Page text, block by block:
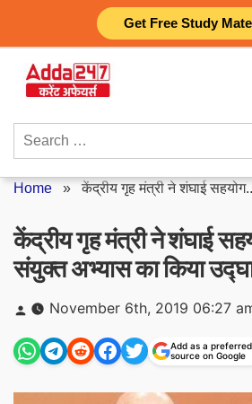
Get Free Study
content
Search
Home »केंद्रीय गृह मंत्री ने शंघाई
केंद्रीय गृह मंत्री ने शंघाई
संयुक्त अभ्यास का किया
Posted
by
November 6th, 2019 06:27
Add as a preferred
source on Google